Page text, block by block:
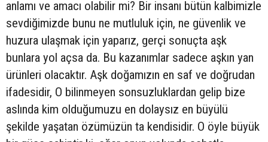
anlamı ve amacı olabilir mi? Bir insanı bütün kalbimizle
sevdiğimizde bunu ne mutluluk için, ne güvenlik ve
huzura ulaşmak için yaparız, gerçi sonuçta aşk
bunlara yol açsa da. Bu kazanımlar sadece aşkın yan
ürünleri olacaktır. Aşk doğamızın en saf ve doğrudan
ifadesidir, O bilinmeyen sonsuzluklardan gelip bize
aslında kim olduğumuzu en dolaysız en büyülü
şekilde yaşatan özümüzün ta kendisidir. O öyle büyük